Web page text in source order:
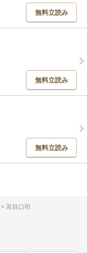
無料立読み
無料立読み
無料立読み
耳目口司